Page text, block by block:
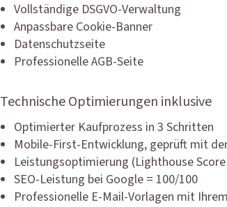
Vollständige DSGVO-Verwaltung
Anpassbare Cookie-Banner
Datenschutzseite
Professionelle AGB-Seite
Technische Optimierungen inklusive
Optimierter Kaufprozess in 3 Schritten
Mobile-First-Entwicklung, geprüft mit
Leistungsoptimierung (Lighthouse
SEO-Leistung bei Google = 100/100
Professionelle E-Mail-Vorlagen mit